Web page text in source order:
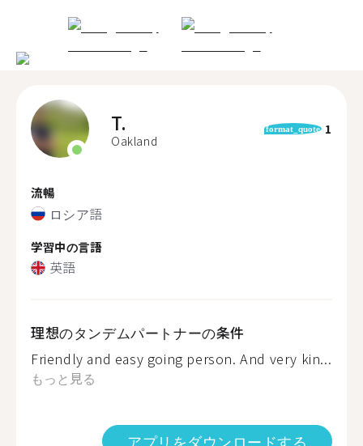
T.
Oakland
format_quote 1
流暢
ロシア語
学習中の言語
英語
理想のタンデムパートナーの条件
Friendly and easy going person. And very kin...
もっと見る
アプリをダウンロードする